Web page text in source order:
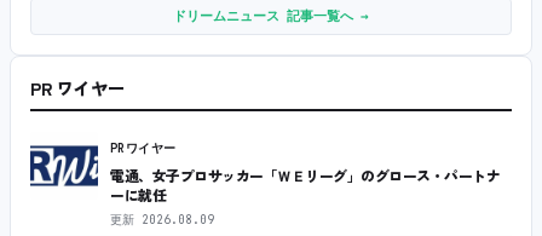
ドリームニュース 記事一覧へ →
PR ワイヤー
PRワイヤー
電通、女子プロサッカー「ＷＥリーグ」のグロース・パートナ
ーに就任
更新 2026.08.09